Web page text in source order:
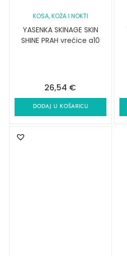
KOSA, KOŽA I NOKTI
YASENKA SKINAGE SKIN
SHINE PRAH vrećice a10
26,54 €
DODAJ U KOŠARICU